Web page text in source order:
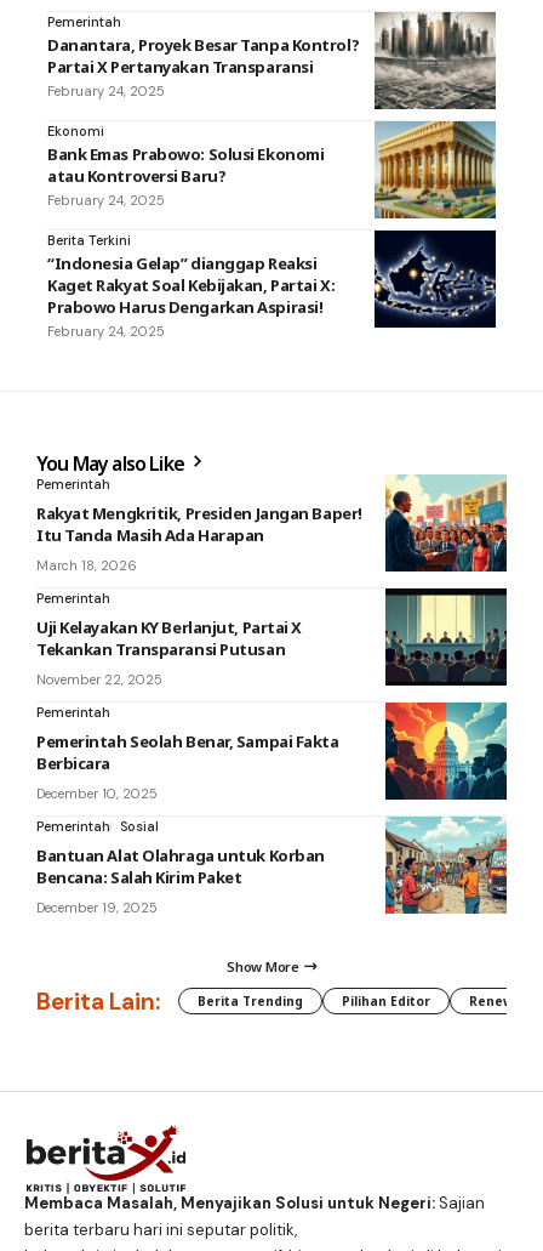
Pemerintah
Danantara, Proyek Besar Tanpa Kontrol?
Partai X Pertanyakan Transparansi
February 24, 2025
Ekonomi
Bank Emas Prabowo: Solusi Ekonomi
atau Kontroversi Baru?
February 24, 2025
Berita Terkini
“Indonesia Gelap” dianggap Reaksi
Kaget Rakyat Soal Kebijakan, Partai X:
Prabowo Harus Dengarkan Aspirasi!
February 24, 2025
You May also Like
Pemerintah
Rakyat Mengkritik, Presiden Jangan Baper!
Itu Tanda Masih Ada Harapan
March 18, 2026
Pemerintah
Uji Kelayakan KY Berlanjut, Partai X
Tekankan Transparansi Putusan
November 22, 2025
Pemerintah
Pemerintah Seolah Benar, Sampai Fakta
Berbicara
December 10, 2025
Pemerintah
Sosial
Bantuan Alat Olahraga untuk Korban
Bencana: Salah Kirim Paket
December 19, 2025
Show More
Berita Lain: Berita Trending Pilihan Editor
Membaca Masalah, Menyajikan Solusi untuk Negeri:Sajian
berita terbaru hari ini seputar politik,